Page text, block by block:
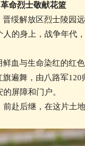
命烈士敬献花篮
绥解放区烈士陵园远
的身上，战争年代
血与生命染红的红色
遍舞，由八路军120
屏障和门户。
赴后继，在这片土